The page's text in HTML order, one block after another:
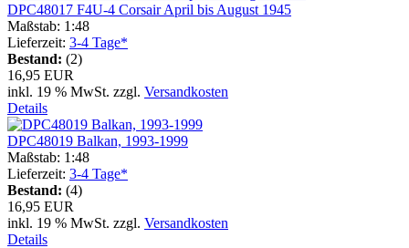
DPC48017 F4U-4 Corsair April bis August 1945
Maßstab: 1:48
Lieferzeit: 3-4 Tage*
Bestand: (2)
16,95 EUR
inkl. 19 % MwSt. zzgl. Versandkosten
Details
DPC48019 Balkan, 1993-1999
Maßstab: 1:48
Lieferzeit: 3-4 Tage*
Bestand: (4)
16,95 EUR
inkl. 19 % MwSt. zzgl. Versandkosten
Details